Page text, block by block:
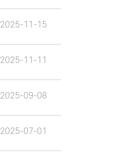
2025-11-15
2025-11-11
2025-09-08
2025-07-01